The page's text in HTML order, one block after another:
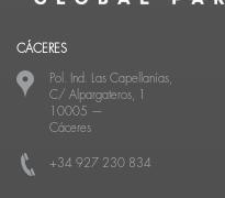
CÁCERES
Pol. Ind. Las Capellanías,
C/ Alpargateros, 1
10005 —
Cáceres
+34 927 230 834